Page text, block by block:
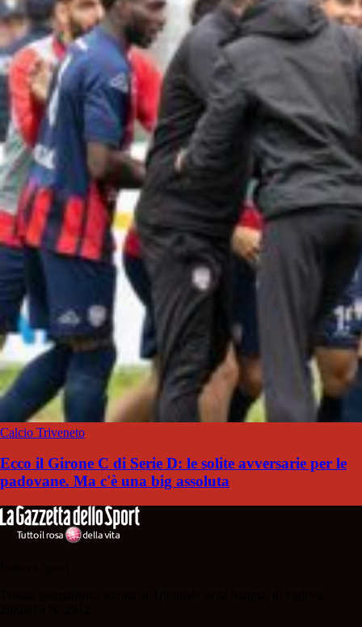
Calcio Triveneto
Ecco il Girone C di Serie D: le solite avversarie per le
padovane. Ma c'è una big assoluta